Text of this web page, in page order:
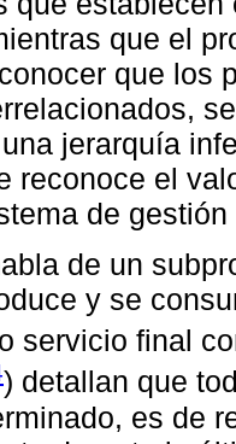
que el
que los
jerarquía
reconoce el
de
de un
y se
servicio final
) detallan que
es de